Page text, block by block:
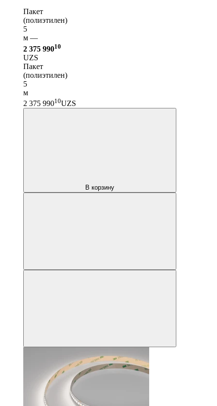
Пакет
(полиэтилен)
5
м —
2 375 99010
UZS
Пакет
(полиэтилен)
5
м
2 375 99010UZS
В корзину